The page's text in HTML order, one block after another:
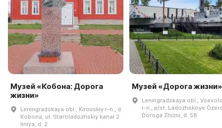
Музей «Кобона: Дорога
жизни»
Leningradskaya obl., Kirovskiy r-n., d.
Kobona, ul. Staroladozhskiy kanal 2
liniya, d. 2
Музей «Дорога жизни»
Leningradskaya obl.,
r-n., p/st. Ladozhskoye
Doroga Zhizni, d. 58